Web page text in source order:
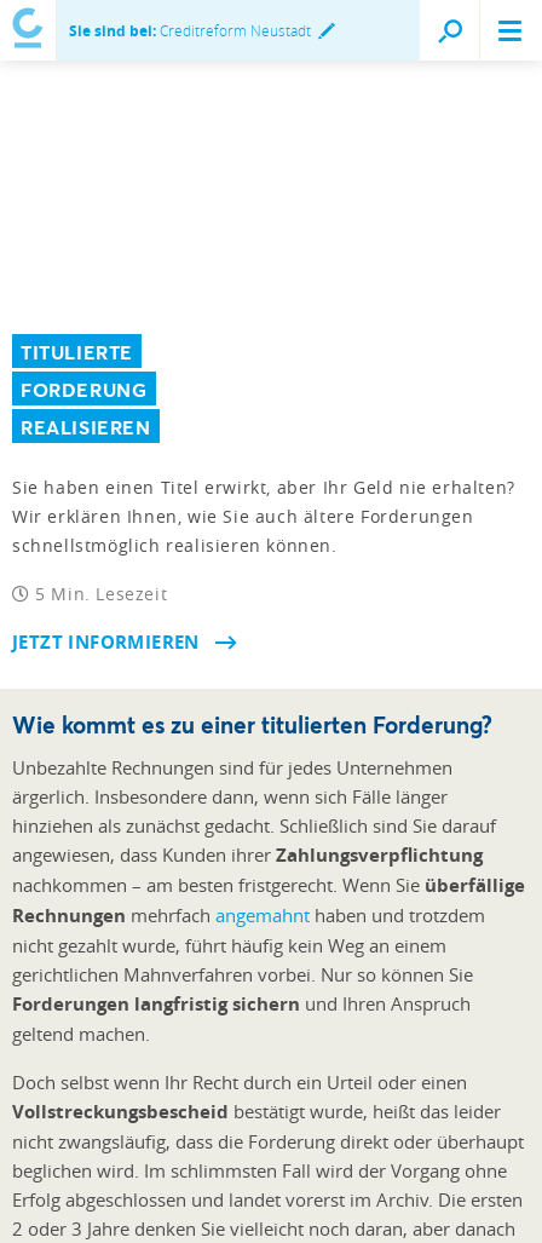
Sie sind bei:Creditreform Neustadt
TITULIERTE
FORDERUNG
REALISIEREN
Sie haben einen Titel erwirkt, aber Ihr Geld nie erhalten?
Wir erklären Ihnen, wie Sie auch ältere Forderungen
schnellstmöglich realisieren können.
5 Min. Lesezeit
JETZT INFORMIEREN
Wie kommt es zu einer titulierten Forderung?
Unbezahlte Rechnungen sind für jedes Unternehmen
ärgerlich. Insbesondere dann, wenn sich Fälle länger
hinziehen als zunächst gedacht. Schließlich sind Sie darauf
angewiesen, dass Kunden ihrer Zahlungsverpflichtung
nachkommen – am besten fristgerecht. Wenn Sie überfällige
Rechnungen mehrfach angemahnt haben und trotzdem
nicht gezahlt wurde, führt häufig kein Weg an einem
gerichtlichen Mahnverfahren vorbei. Nur so können Sie
Forderungen langfristig sichern und Ihren Anspruch
geltend machen.
Doch selbst wenn Ihr Recht durch ein Urteil oder einen
Vollstreckungsbescheid bestätigt wurde, heißt das leider
nicht zwangsläufig, dass die Forderung direkt oder überhaupt
beglichen wird. Im schlimmsten Fall wird der Vorgang ohne
Erfolg abgeschlossen und landet vorerst im Archiv. Die ersten
2 oder 3 Jahre denken Sie vielleicht noch daran, aber danach